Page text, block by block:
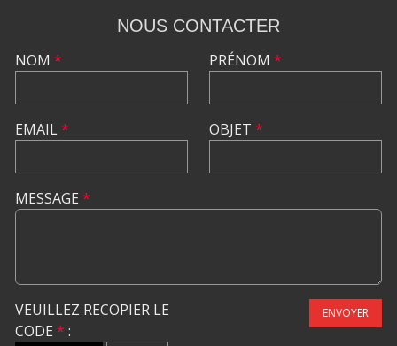
NOUS CONTACTER
NOM *
EMAIL*
PRÉNOM *
OBJET *
MESSAGE *
VEUILLEZ RECOPIER LE
CODE * :
ENVOYER